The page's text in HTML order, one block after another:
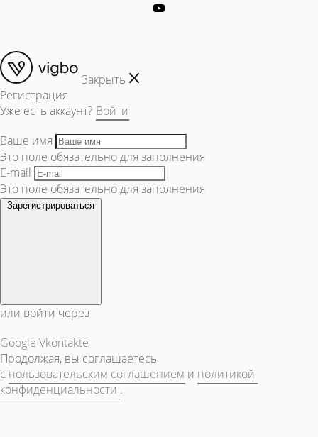
Закрыть
Регистрация
Уже есть аккаунт? Войти
Ваше имя
Это поле обязательно для заполнения
E-mail
Это поле обязательно для заполнения
Зарегистрироваться
или войти через
Google Vkontakte
Продолжая, вы соглашаетесь
с пользовательским соглашением и политикой
конфиденциальности .